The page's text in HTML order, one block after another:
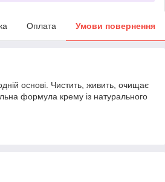
Оплата Умови повернення
основі. Чистить, живить, очищає
формула крему із натурального